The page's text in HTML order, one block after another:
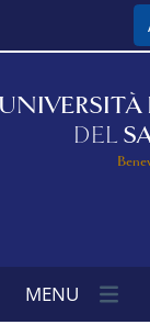
UNIVERSITÀ
DEL
MENU